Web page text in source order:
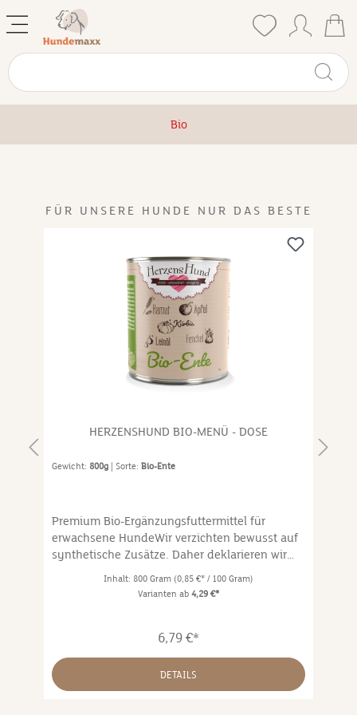
Bio
FÜR UNSERE HUNDE NUR DAS BESTE
HERZENSHUND BIO-MENÜ - DOSE
Gewicht: 800g | Sorte: Bio-Ente
Premium Bio-Ergänzungsfuttermittel für
erwachsene HundeWir verzichten bewusst auf
synthetische Zusätze. Daher deklarieren wir
entsprechend den gesetzlichen
unterliegen. Wir empfehlen, unser Sortiment
abwechslungsreich zu füttern.Wir deklarieren
100 % der Zutaten, offen, ehrlich,
transparent.Vorteile:Bio soll es sein: Dadurch
Inhalt: 800 Gram (0,85 €* / 100 Gram)
Varianten ab 4,29 €*
6,79 €*
DETAILS